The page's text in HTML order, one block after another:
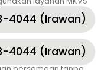
di luar negeri tetap
acara sukses
4044 (Irawan)
4044 (Irawan)